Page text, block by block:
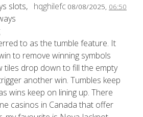
hqghilefc 08/08/2025, 06:50
slots,
to as the tumble feature. It
to remove winning symbols
tiles drop down to fill the empty
another win. Tumbles keep
wins keep on lining up. There
casinos in Canada that offer